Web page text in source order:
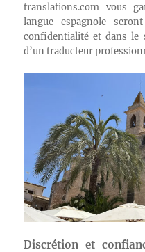
translations.com vous
langue espagnole
confidentialité et dans le
d’un traducteur
Discrétion et